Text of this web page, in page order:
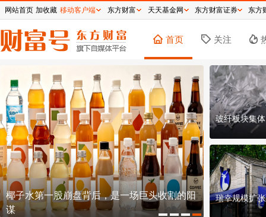
首页 关注
椰子水第一股崩盘背后，是一场巨头收割的阳
谋
150.8元！宇
不贵？
玻纤板块集
瑞幸规模扩
网站首页 加收藏 移动客户端 东方财富 天天基金网 东方财富证券 东方